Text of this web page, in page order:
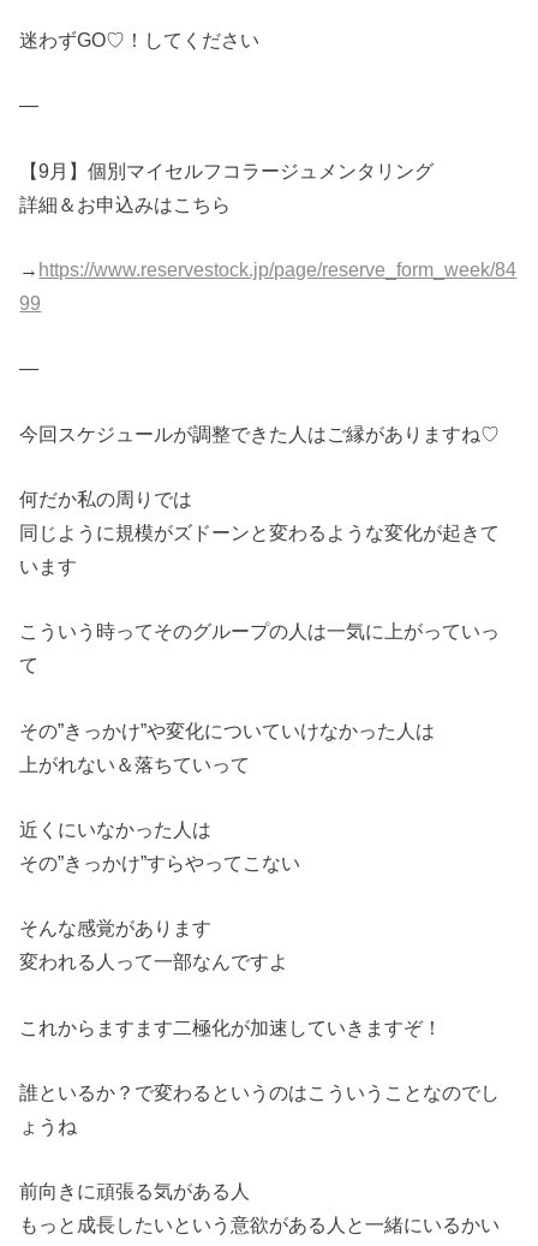
迷わずGO♡！してください
—
【9月】個別マイセルフコラージュメンタリング
詳細＆お申込みはこちら
→ https://www.reservestock.jp/page/reserve_form_week/84
99
—
今回スケジュールが調整できた人はご縁がありますね♡
何だか私の周りでは
同じように規模がズドーンと変わるような変化が起きて
います
こういう時ってそのグループの人は一気に上がっていっ
て
その”きっかけ”や変化についていけなかった人は
上がれない＆落ちていって
近くにいなかった人は
その”きっかけ”すらやってこない
そんな感覚があります
変われる人って一部なんですよ
これからますます二極化が加速していきますぞ！
誰といるか？で変わるというのはこういうことなのでし
ょうね
前向きに頑張る気がある人
もっと成長したいという意欲がある人と一緒にいるかい